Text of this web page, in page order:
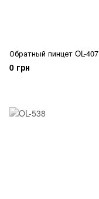
Обратный пинцет OL-407
0 грн